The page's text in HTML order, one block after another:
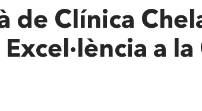
de Clínica
a la